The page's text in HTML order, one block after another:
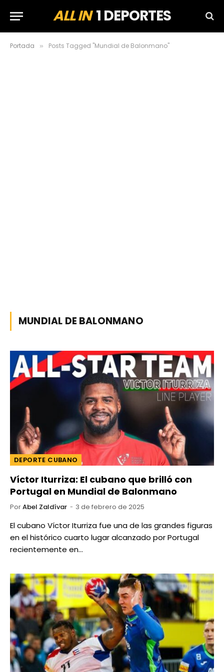
ALL IN1 DEPORTES
Portada » Posts Tagged "Mundial de Balonmano"
MUNDIAL DE BALONMANO
DEPORTE CUBANO
Víctor Iturriza: El cubano que brilló con
Portugal en Mundial de Balonmano
PorAbel Zaldívar 3 de febrero de 2025
El cubano Víctor Iturriza fue una de las grandes figuras
en el histórico cuarto lugar alcanzado por Portugal
recientemente en…